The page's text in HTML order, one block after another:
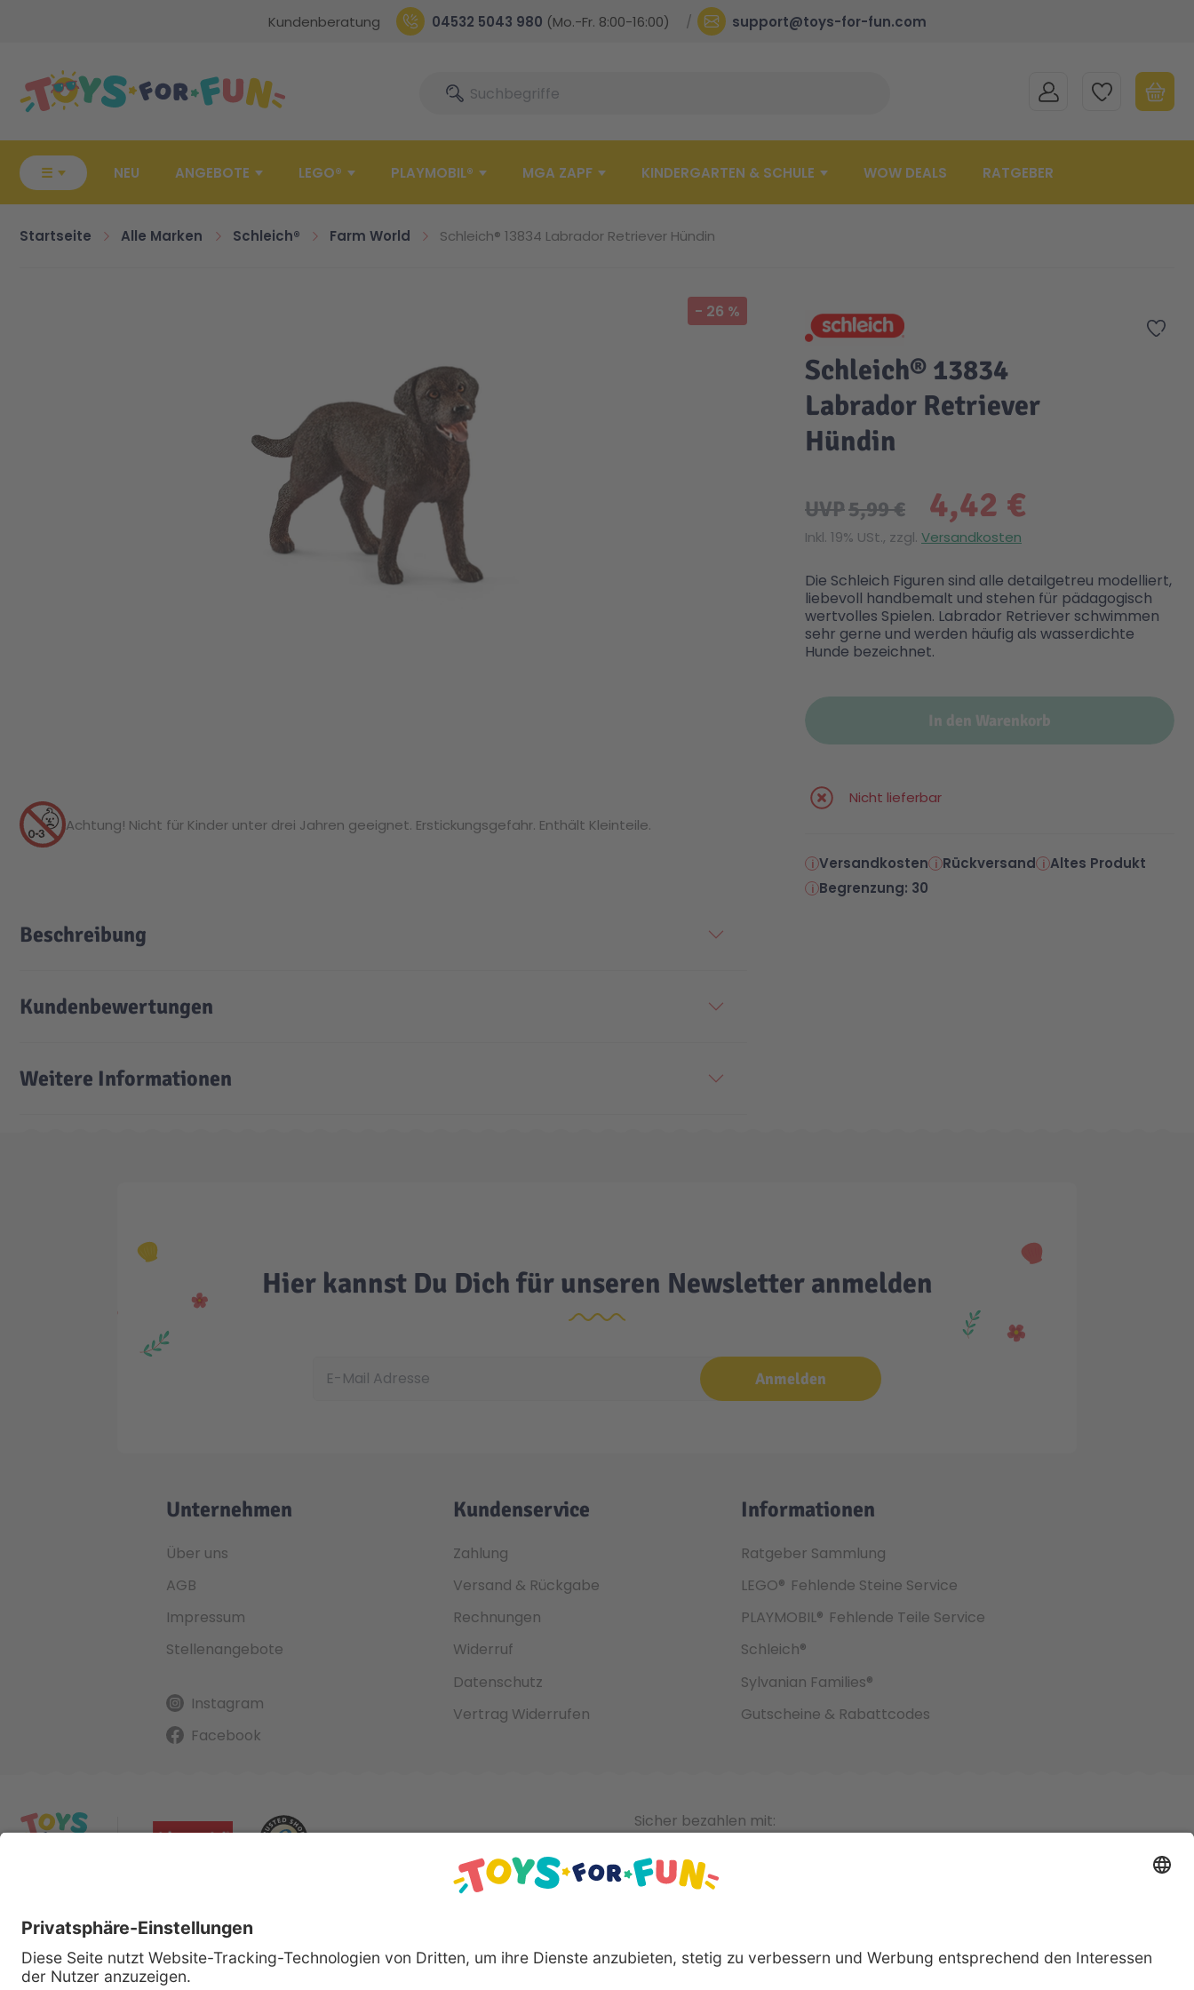
Kundenberatung 04532 5043 980 (Mo.-Fr. 8:00-16:00) support@toys-for-fun.com
SucheSuche MEIN KONTOMEINE WUNSCHLISTE
☰ NEU ANGEBOTE LEGO® PLAYMOBIL® MGA ZAPF KINDERGARTEN & SCHULE WOW DEALS RATGEBER
Startseite Alle Marken Schleich® Farm World Schleich® 13834 Labrador Retriever Hündin
- 26 %
Zur
Schleich® 13834
Labrador Retriever
Hündin
4,42 €
UVP5,99 €
Inkl. 19% USt., zzgl. Versandkosten
Die Schleich Figuren sind alle detailgetreu modelliert,
liebevoll handbemalt und stehen für pädagogisch
wertvolles Spielen. Labrador Retriever schwimmen
sehr gerne und werden häufig als wasserdichte
Hunde bezeichnet.
In den Warenkorb
Nicht lieferbar
Versandkosten Rückversand
Altes Produkt
Begrenzung: 30
Achtung! Nicht für Kinder unter drei Jahren geeignet. Erstickungsgefahr. Enthält Kleinteile.
Beschreibung
Kundenbewertungen
Weitere Informationen
Hier kannst Du Dich für unseren Newsletter anmelden
Anmelden
Unternehmen
Über uns
AGB
Impressum
Stellenangebote
Instagram
Facebook
Kundenservice
Zahlung
Versand & Rückgabe
Rechnungen
Widerruf
Datenschutz
Vertrag Widerrufen
Informationen
Ratgeber Sammlung
LEGO® Fehlende Steine Service
PLAYMOBIL® Fehlende Teile Service
Schleich®
Sylvanian Families®
Gutscheine & Rabattcodes
Sicher bezahlen mit: